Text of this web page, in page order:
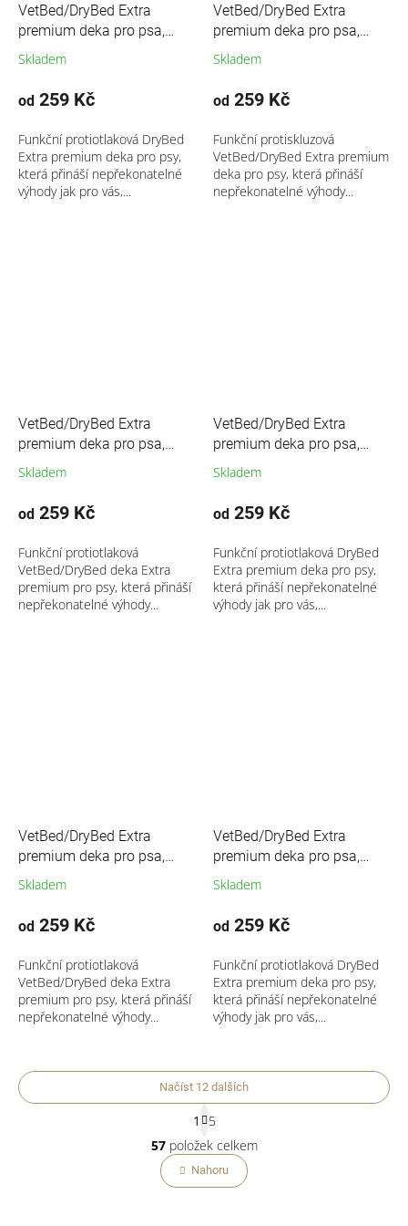
VetBed/DryBed Extra
premium deka pro psa,
modrá- motiv kostka
Skladem
od 259 Kč
Funkční protiotlaková DryBed
Extra premium deka pro psy,
která přináší nepřekonatelné
výhody jak pro vás,...
VetBed/DryBed Extra
premium deka pro psa,
moka-hnědá tlapka
Skladem
od 259 Kč
Funkční protiskluzová
VetBed/DryBed Extra premium
deka pro psy, která přináší
nepřekonatelné výhody...
VetBed/DryBed Extra
premium deka pro psa,
černá- motiv tlapky, srdíčka
Skladem
od 259 Kč
Funkční protiotlaková
VetBed/DryBed deka Extra
premium pro psy, která přináší
nepřekonatelné výhody...
VetBed/DryBed Extra
premium deka pro psa,
zelená- motiv Jezevec
Skladem
od 259 Kč
Funkční protiotlaková DryBed
Extra premium deka pro psy,
která přináší nepřekonatelné
výhody jak pro vás,...
VetBed/DryBed Extra
premium deka pro psa,
zelená- motiv tlapky
Skladem
od 259 Kč
Funkční protiotlaková
VetBed/DryBed deka Extra
premium pro psy, která přináší
nepřekonatelné výhody...
VetBed/DryBed Extra
premium deka pro psa,
hnědá
Skladem
od 259 Kč
Funkční protiotlaková DryBed
Extra premium deka pro psy,
která přináší nepřekonatelné
výhody jak pro vás,...
O
v
l
á
Načíst 12 dalších
t
r
á
n
k
1
5
57položek celkem
Nahoru